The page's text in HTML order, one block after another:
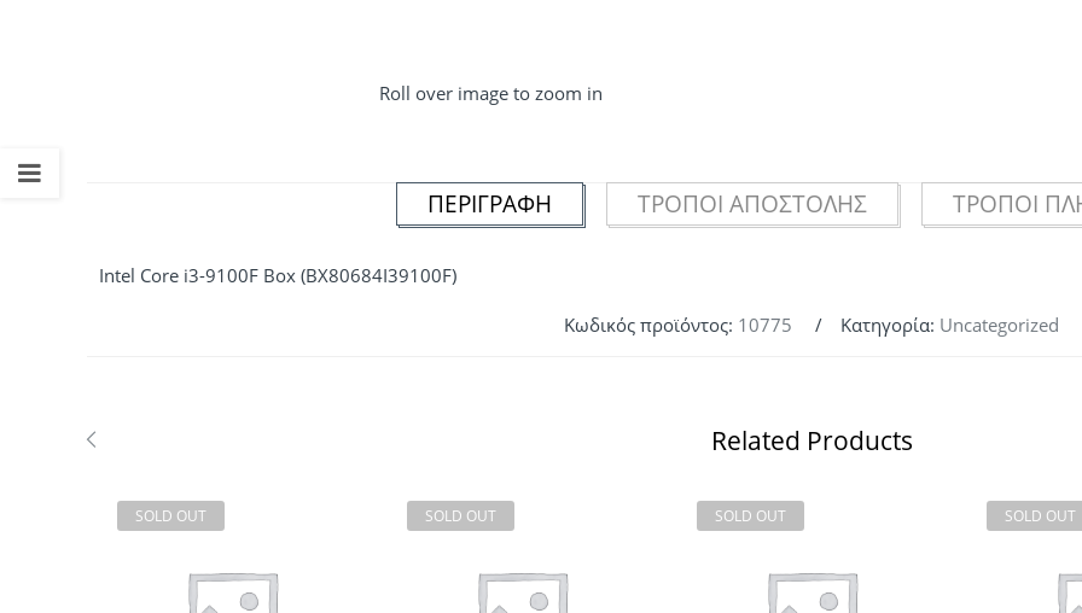
Roll over image to zoom in
ΠΕΡΙΓΡΑΦΉ ΤΡΌΠΟΙ ΑΠΟΣΤΟΛΉΣ ΤΡΌΠΟΙ
Intel Core i3-9100F Box (BX80684I39100F)
Κωδικός προϊόντος: 10775 Κατηγορία: Uncategorized
Related Products
SOLD OUT SOLD OUT SOLD OUT SOLD OUT